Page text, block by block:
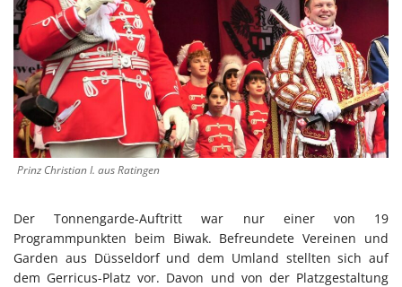
Prinz Christian I. aus Ratingen
Der Tonnengarde-Auftritt war nur einer von 19
Programmpunkten beim Biwak. Befreundete Vereinen und
Garden aus Düsseldorf und dem Umland stellten sich auf
dem Gerricus-Platz vor. Davon und von der Platzgestaltung